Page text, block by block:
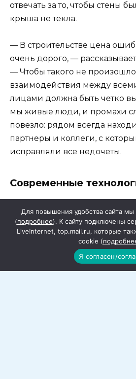
отвечать за то, чтобы стены
крыша не текла.
— В строительстве цена
очень дорого, —
— Чтобы такого не
взаимодействия между
лицами должна быть четко
мы живые люди, и промахи
повезло: рядом всегда
партнеры и коллеги, с
исправляли все недочеты.
Современные
профессии произошла
На смену тяжелому ручному
современные технологии и
раньше норма выработки у
квадратных метров за смену,
Для повышения удобства сайта
(подробнее). К сайту подключены
LiveInternet, top.mail.ru, которые
cookie (
Я согласен/